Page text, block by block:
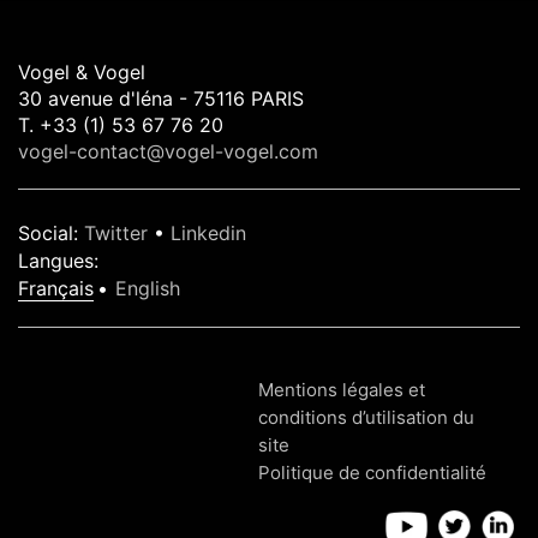
Vogel & Vogel
30 avenue d'léna - 75116 PARIS
T. +33 (1) 53 67 76 20
vogel-contact@vogel-vogel.com
Social: Twitter • Linkedin
Langues:
Français
English
Mentions légales et
conditions d’utilisation du
site
Politique de confidentialité